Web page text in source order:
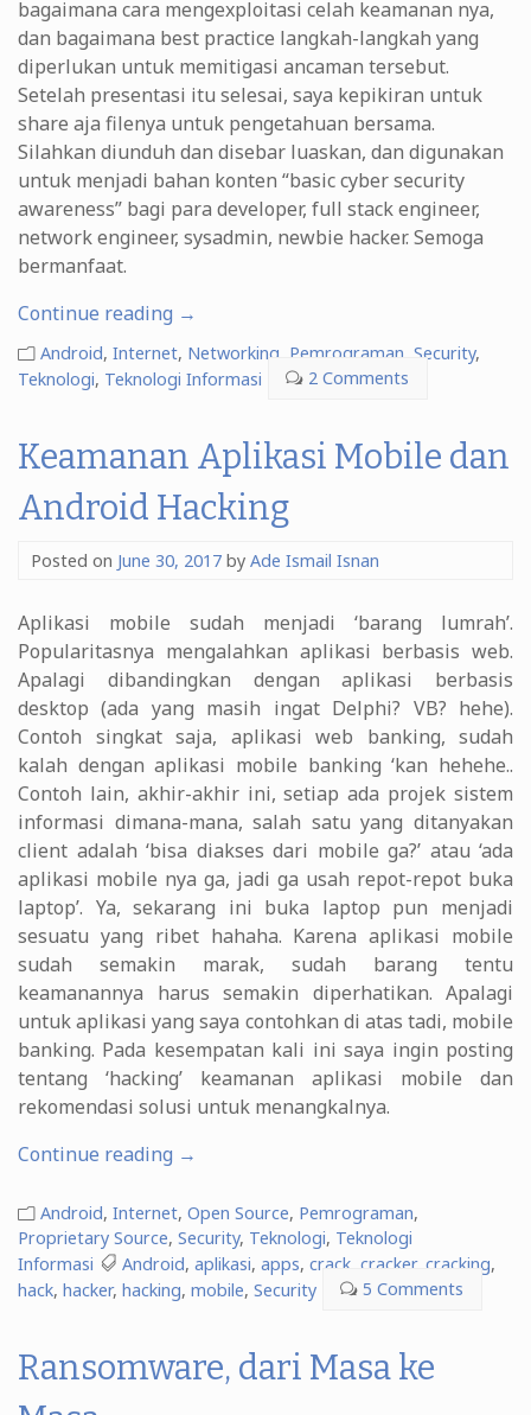
bagaimana cara mengexploitasi celah keamanan nya,
dan bagaimana best practice langkah-langkah yang
diperlukan untuk memitigasi ancaman tersebut.
Setelah presentasi itu selesai, saya kepikiran untuk
share aja filenya untuk pengetahuan bersama.
Silahkan diunduh dan disebar luaskan, dan digunakan
untuk menjadi bahan konten “basic cyber security
awareness” bagi para developer, full stack engineer,
network engineer, sysadmin, newbie hacker. Semoga
bermanfaat.
Continue reading “Cyber
Security
Basic
Defense
→
Android, Internet, Networking Pemrograman Security,
Teknologi, Teknologi Informasi 2 Comments
Keamanan Aplikasi Mobile dan
Android Hacking
Posted on June 30, 2017 by Ade Ismail Isnan
Aplikasi mobile sudah menjadi ‘barang lumrah’.
Popularitasnya mengalahkan aplikasi berbasis web.
Apalagi dibandingkan dengan aplikasi berbasis
desktop (ada yang masih ingat Delphi? VB? hehe).
Contoh singkat saja, aplikasi web banking, sudah
kalah dengan aplikasi mobile banking ‘kan hehehe..
Contoh lain, akhir-akhir ini, setiap ada projek sistem
informasi dimana-mana, salah satu yang ditanyakan
client adalah ‘bisa diakses dari mobile ga?’ atau ‘ada
aplikasi mobile nya ga, jadi ga usah repot-repot buka
laptop’. Ya, sekarang ini buka laptop pun menjadi
sesuatu yang ribet hahaha. Karena aplikasi mobile
sudah semakin marak, sudah barang tentu
keamanannya harus semakin diperhatikan. Apalagi
untuk aplikasi yang saya contohkan di atas tadi, mobile
banking. Pada kesempatan kali ini saya ingin posting
tentang ‘hacking’ keamanan aplikasi mobile dan
rekomendasi solusi untuk menangkalnya.
Continue reading “Keamanan
Mobile
dan
Android
Hacking”
→
Android, Internet, Open Source, Pemrograman,
Proprietary Source, Security, Teknologi, Teknologi
Informasi
Android, aplikasi, apps, crack cracker, cracking,
hack, hacker, hacking, mobile, Security 5 Comments
Ransomware, dari Masa ke